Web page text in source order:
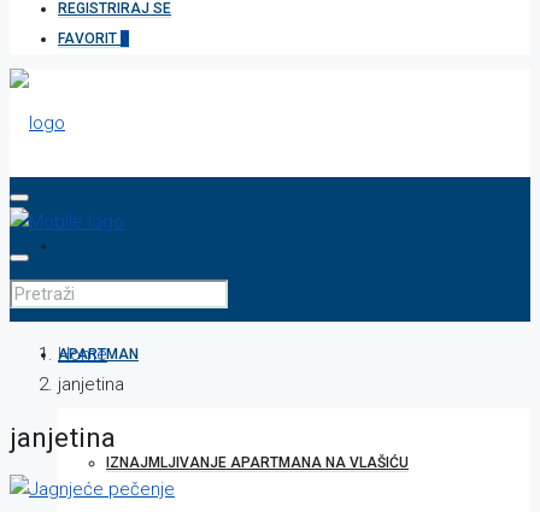
REGISTRIRAJ SE
FAVORIT 0
APARTMAN
IZNAJMLJIVANJE APARTMANA NA VLAŠIĆU
Home
janjetina
janjetina